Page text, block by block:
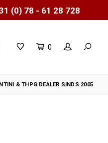
(0) 78 - 61 28 728
0
& THPG DEALER SINDS 2005